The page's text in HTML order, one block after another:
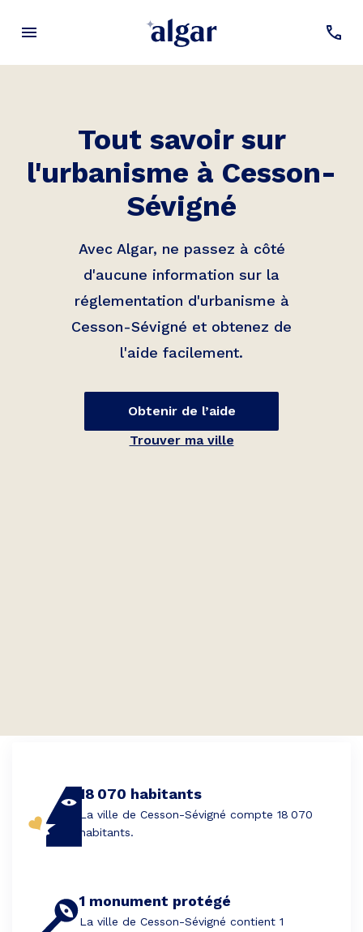
Tout savoir sur
l'urbanisme à Cesson-
Sévigné
Avec Algar, ne passez à côté
d'aucune information sur la
réglementation d'urbanisme à
Cesson-Sévigné et obtenez de
l'aide facilement.
Obtenir de l’aide
Trouver ma ville
18 070 habitants
La ville de Cesson-Sévigné compte 18 070
habitants.
1 monument protégé
La ville de Cesson-Sévigné contient 1